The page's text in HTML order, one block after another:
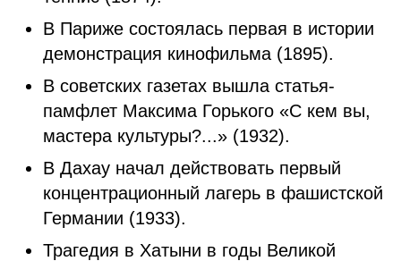
В Париже состоялась первая в истории
демонстрация кинофильма (1895).
В советских газетах вышла статья-
памфлет Максима Горького «С кем вы,
мастера культуры?...» (1932).
В Дахау начал действовать первый
концентрационный лагерь в фашистской
Германии (1933).
Трагедия в Хатыни в годы Великой